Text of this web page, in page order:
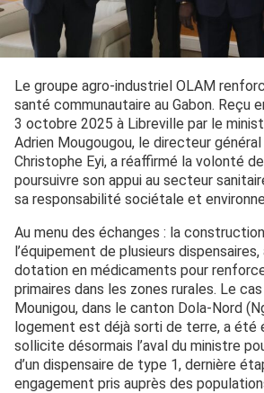
Le groupe agro-industriel OLAM
santé communautaire au Gabon. Reçu
3 octobre 2025 à Libreville par le
Adrien Mougougou, le directeur général
Christophe Eyi, a réaffirmé la volonté
poursuivre son appui au secteur
sa responsabilité sociétale et
Au menu des échanges : la
l’équipement de plusieurs dispensaires,
dotation en médicaments pour
primaires dans les zones rurales. Le
Mounigou, dans le canton Dola-Nord
logement est déjà sorti de terre, a été
sollicite désormais l’aval du ministre
d’un dispensaire de type 1, dernière
engagement pris auprès des